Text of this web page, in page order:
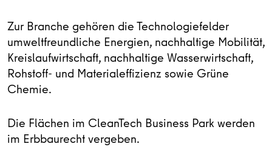
Zur Branche gehören die Technologiefelder
umweltfreundliche Energien, nachhaltige Mobilität,
Kreislaufwirtschaft, nachhaltige Wasserwirtschaft,
Rohstoff- und Materialeffizienz sowie Grüne
Chemie.
Die Flächen im CleanTech Business Park werden
im Erbbaurecht vergeben.